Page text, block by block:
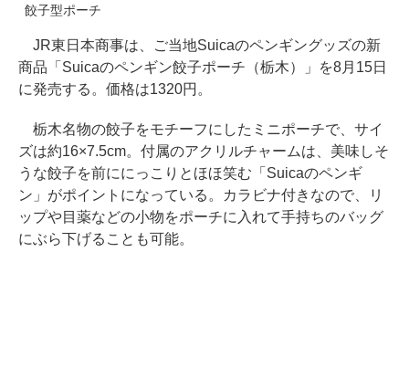
餃子型ポーチ
JR東日本商事は、ご当地Suicaのペンギングッズの新
商品「Suicaのペンギン餃子ポーチ（栃木）」を8月15日
に発売する。価格は1320円。
栃木名物の餃子をモチーフにしたミニポーチで、サイ
ズは約16×7.5cm。付属のアクリルチャームは、美味しそ
うな餃子を前ににっこりとほほ笑む「Suicaのペンギ
ン」がポイントになっている。カラビナ付きなので、リ
ップや目薬などの小物をポーチに入れて手持ちのバッグ
にぶら下げることも可能。